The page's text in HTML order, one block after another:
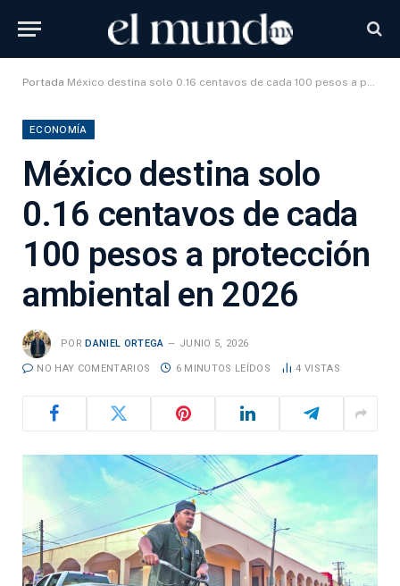
Portada México destina solo 0.16 centavos de cada 100 pesos a protección ambiental en 2026
ECONOMÍA
México destina solo
0.16 centavos de cada
100 pesos a protección
ambiental en 2026
POR DANIEL ORTEGA JUNIO 5, 2026
NO HAY COMENTARIOS 6 MINUTOS LEÍDOS 4 VISTAS